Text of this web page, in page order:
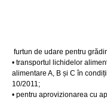
furtun de udare pentru
• transportul lichidelor
alimentare A, B și C în
10/2011;
• pentru aprovizionarea cu